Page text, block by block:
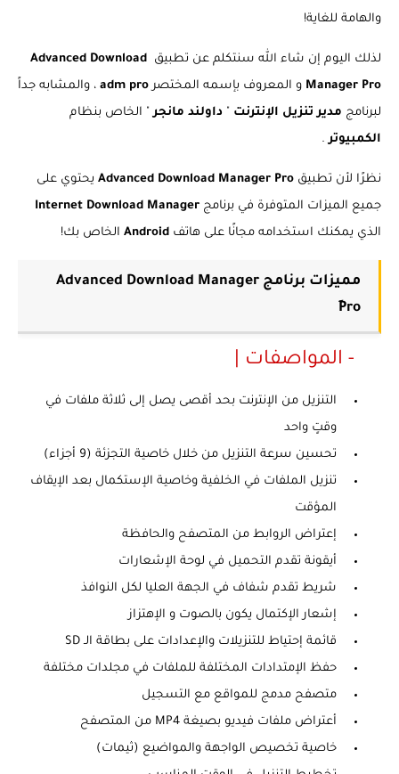
والهامة للغاية!
لذلك اليوم إن شاء الله سنتكلم عن تطبيق Advanced Download
Manager Pro و المعروف بإسمه المختصر adm pro ، والمشابه جداً
لبرنامج مدير تنزيل الإنترنت " داولند مانجر " الخاص بنظام
الكمبيوتر .
نظرًا لأن تطبيق Advanced Download Manager Pro يحتوي على
جميع الميزات المتوفرة في برنامج Internet Download Manager
الذي يمكنك استخدامه مجانًا على هاتف Android الخاص بك!
مميزات برنامج Advanced Download Manager
Pro‏ِ
- المواصفات |
التنزيل من الإنترنت بحد أقصى يصل إلى ثلاثة ملفات في
وقتٍ واحد
تحسين سرعة التنزيل من خلال خاصية التجزئة (9 أجزاء)
تنزيل الملفات في الخلفية وخاصية الإستكمال بعد الإيقاف
المؤقت
إعتراض الروابط من المتصفح والحافظة
أيقونة تقدم التحميل في لوحة الإشعارات
شريط تقدم شفاف في الجهة العليا لكل النوافذ
إشعار الإكتمال يكون بالصوت و الإهتزاز
قائمة إحتياط للتنزيلات والإعدادات على بطاقة الـ SD
حفظ الإمتدادات المختلفة للملفات في مجلدات مختلفة
متصفح مدمج للمواقع مع التسجيل
أعتراض ملفات فيديو بصيغة MP4 من المتصفح
خاصية تخصيص الواجهة والمواضيع (ثيمات)